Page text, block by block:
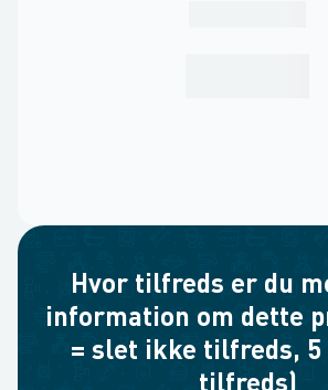
Hvor tilfreds er du
information om dette
= slet ikke tilfreds, 5